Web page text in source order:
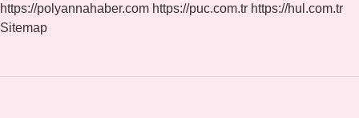
https://polyannahaber.com https://puc.com.tr https://hul.com.tr
Sitemap